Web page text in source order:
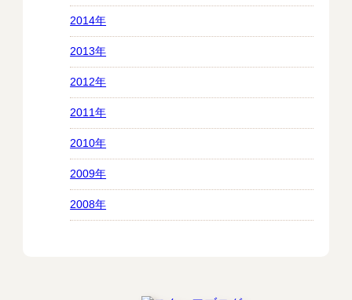
2014年
2013年
2012年
2011年
2010年
2009年
2008年